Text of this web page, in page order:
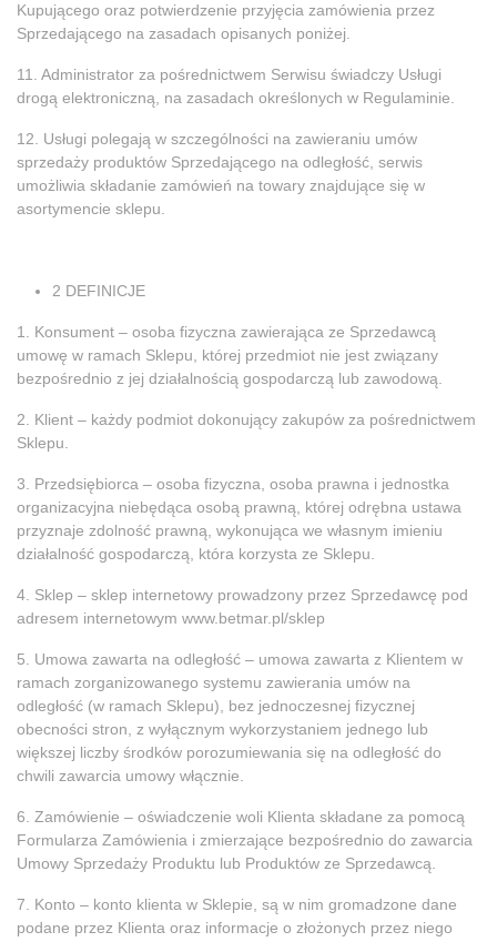
Kupującego oraz potwierdzenie przyjęcia zamówienia przez
Sprzedającego na zasadach opisanych poniżej.
11. Administrator za pośrednictwem Serwisu świadczy Usługi
drogą elektroniczną, na zasadach określonych w Regulaminie.
12. Usługi polegają w szczególności na zawieraniu umów
sprzedaży produktów Sprzedającego na odległość, serwis
umożliwia składanie zamówień na towary znajdujące się w
asortymencie sklepu.
2 DEFINICJE
1. Konsument – osoba fizyczna zawierająca ze Sprzedawcą
umowę w ramach Sklepu, której przedmiot nie jest związany
bezpośrednio z jej działalnością gospodarczą lub zawodową.
2. Klient – każdy podmiot dokonujący zakupów za pośrednictwem
Sklepu.
3. Przedsiębiorca – osoba fizyczna, osoba prawna i jednostka
organizacyjna niebędąca osobą prawną, której odrębna ustawa
przyznaje zdolność prawną, wykonująca we własnym imieniu
działalność gospodarczą, która korzysta ze Sklepu.
4. Sklep – sklep internetowy prowadzony przez Sprzedawcę pod
adresem internetowym www.betmar.pl/sklep
5. Umowa zawarta na odległość – umowa zawarta z Klientem w
ramach zorganizowanego systemu zawierania umów na
odległość (w ramach Sklepu), bez jednoczesnej fizycznej
obecności stron, z wyłącznym wykorzystaniem jednego lub
większej liczby środków porozumiewania się na odległość do
chwili zawarcia umowy włącznie.
6. Zamówienie – oświadczenie woli Klienta składane za pomocą
Formularza Zamówienia i zmierzające bezpośrednio do zawarcia
Umowy Sprzedaży Produktu lub Produktów ze Sprzedawcą.
7. Konto – konto klienta w Sklepie, są w nim gromadzone dane
podane przez Klienta oraz informacje o złożonych przez niego